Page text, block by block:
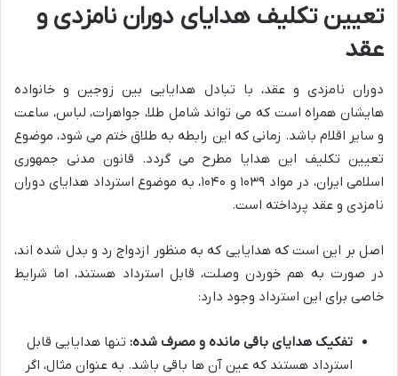
تعیین تکلیف هدایای دوران نامزدی و
عقد
دوران نامزدی و عقد، با تبادل هدایایی بین زوجین و خانواده
هایشان همراه است که می تواند شامل طلا، جواهرات، لباس، ساعت
و سایر اقلام باشد. زمانی که این رابطه به طلاق ختم می شود، موضوع
تعیین تکلیف این هدایا مطرح می گردد. قانون مدنی جمهوری
اسلامی ایران، در مواد ۱۰۳۹ و ۱۰۴۰، به موضوع استرداد هدایای دوران
نامزدی و عقد پرداخته است.
اصل بر این است که هدایایی که به منظور ازدواج رد و بدل شده اند،
در صورت به هم خوردن وصلت، قابل استرداد هستند، اما شرایط
خاصی برای این استرداد وجود دارد:
تفکیک هدایای باقی مانده و مصرف شده: تنها هدایایی قابل
استرداد هستند که عین آن ها باقی باشد. به عنوان مثال، اگر